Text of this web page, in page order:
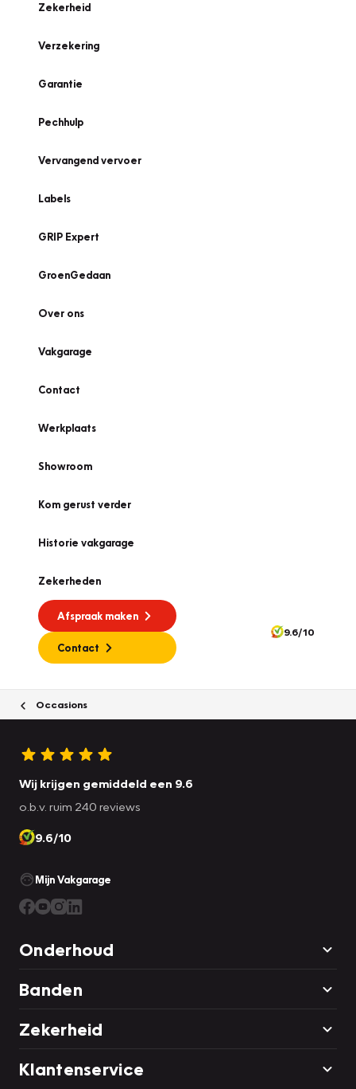
Zekerheid
Verzekering
Garantie
Pechhulp
Vervangend vervoer
Labels
GRIP Expert
GroenGedaan
Over ons
Vakgarage
Contact
Werkplaats
Showroom
Kom gerust verder
Historie vakgarage
Zekerheden
Afspraak maken
Contact
9.6/10
Occasions
Wij krijgen gemiddeld een 9.6
o.b.v. ruim 240 reviews
9.6/10
Mijn Vakgarage
Onderhoud
Banden
Zekerheid
Klantenservice